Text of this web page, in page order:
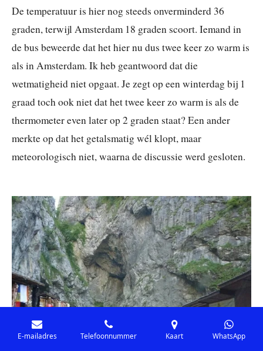
De temperatuur is hier nog steeds onverminderd 36
graden, terwijl Amsterdam 18 graden scoort. Iemand in
de bus beweerde dat het hier nu dus twee keer zo warm is
als in Amsterdam. Ik heb geantwoord dat die
wetmatigheid niet opgaat. Je zegt op een winterdag bij 1
graad toch ook niet dat het twee keer zo warm is als de
thermometer even later op 2 graden staat? Een ander
merkte op dat het getalsmatig wél klopt, maar
meteorologisch niet, waarna de discussie werd gesloten.
E-mailadres Telefoonnummer Kaart WhatsApp